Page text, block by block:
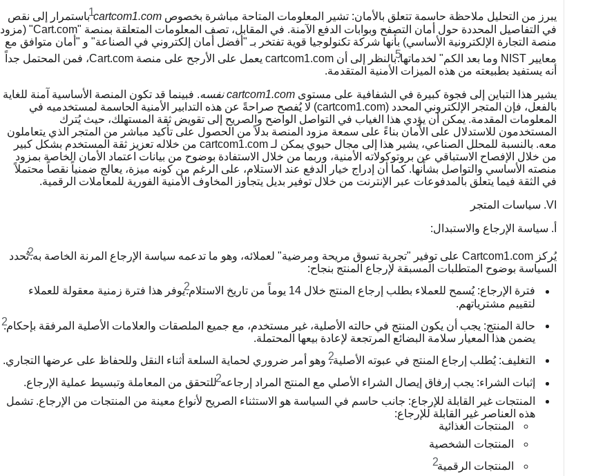
يبرز من التحليل ملاحظة حاسمة تتعلق بالأمان: تشير المعلومات المتاحة مباشرة بخصوص cartcom1.com
1باستمرار إلى نقص
في التفاصيل المحددة حول أمان التصفح وبوابات الدفع الآمنة. في المقابل، تصف المعلومات المتعلقة بمنصة "Cart.com" (مزود
منصة التجارة الإلكترونية الأساسي) بأنها شركة تكنولوجيا قوية تفتخر بـ "أفضل أمان إلكتروني في الصناعة" و "أمان متوافق مع
معايير NIST وما بعد الكم" لخدماتها.
5
بالنظر إلى أن cartcom1.com يعمل على الأرجح على منصة Cart.com، فمن المحتمل جداً
أنه يستفيد بطبيعته من هذه الميزات الأمنية المتقدمة.
يشير هذا التباين إلى فجوة كبيرة في الشفافية على مستوى cartcom1.com نفسه
. فبينما قد تكون المنصة الأساسية آمنة للغاية
بالفعل، فإن المتجر الإلكتروني المحدد (cartcom1.com) لا يُفصح صراحةً عن هذه التدابير الأمنية الحاسمة لمستخدميه في
المعلومات المقدمة. يمكن أن يؤدي هذا الغياب في التواصل الواضح والصريح إلى تقويض ثقة المستهلك، حيث يُترك
المستخدمون للاستدلال على الأمان بناءً على سمعة مزود المنصة بدلاً من الحصول على تأكيد مباشر من المتجر الذي يتعاملون
معه. بالنسبة للمحلل الصناعي، يشير هذا إلى مجال حيوي يمكن لـ cartcom1.com من خلاله تعزيز ثقة المستخدم بشكل كبير
من خلال الإفصاح الاستباقي عن بروتوكولاته الأمنية، وربما من خلال الاستفادة بوضوح من بيانات اعتماد الأمان الخاصة بمزود
منصته الأساسي والتواصل بشأنها. كما أن إدراج خيار الدفع عند الاستلام، على الرغم من كونه ميزة، يعالج ضمنياً نقصاً محتملاً
في الثقة فيما يتعلق بالمدفوعات عبر الإنترنت من خلال توفير بديل يتجاوز المخاوف الأمنية الفورية للمعاملات الرقمية.
VI. سياسات المتجر
أ. سياسة الإرجاع والاستبدال:
يُركز Cartcom1.com على توفير "تجربة تسوق مريحة ومرضية" لعملائه، وهو ما تدعمه سياسة الإرجاع المرنة الخاصة به. 2تُحدد
السياسة بوضوح المتطلبات المسبقة لإرجاع المنتج بنجاح:
فترة الإرجاع: يُسمح للعملاء بطلب إرجاع المنتج خلال 14 يوماً من تاريخ الاستلام. 2يوفر هذا فترة زمنية معقولة للعملاء
لتقييم مشترياتهم.
حالة المنتج: يجب أن يكون المنتج في حالته الأصلية، غير مستخدم، مع جميع الملصقات والعلامات الأصلية المرفقة بإحكام.2
يضمن هذا المعيار سلامة البضائع المرتجعة لإعادة بيعها المحتملة.
التغليف: يُطلب إرجاع المنتج في عبوته الأصلية2، وهو أمر ضروري لحماية السلعة أثناء النقل وللحفاظ على عرضها التجاري.
إثبات الشراء: يجب إرفاق إيصال الشراء الأصلي مع المنتج المراد إرجاعه2للتحقق من المعاملة وتبسيط عملية الإرجاع.
المنتجات غير القابلة للإرجاع: جانب حاسم في السياسة هو الاستثناء الصريح لأنواع معينة من المنتجات من الإرجاع. تشمل
هذه العناصر غير القابلة للإرجاع:
المنتجات الغذائية
المنتجات الشخصية
المنتجات الرقمية2